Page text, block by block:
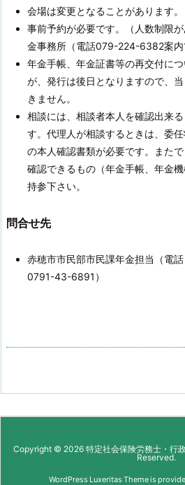
会場は変更となることがあります。
事前予約が必要です。（人数制限
金事務所（電話079-224-6382案内
年金手帳、年金証書等の再交付に
が、発行は後日となりますので、
きません。
相談には、相談者本人を確認出来
す。 代理人が相談するときは、委任
の本人確認書類が必要です。また
確認できるもの（年金手帳、年金
持参下さい。
問合せ先
赤穂市市民部市民課年金担当（電
0791-43-6891）
Copyright © 2026 特定社会保険労務士・行
Reserved.
WordPress Luxeritas Theme is